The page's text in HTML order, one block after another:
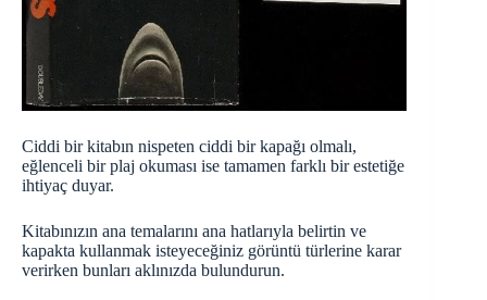
Ciddi bir kitabın nispeten ciddi bir kapağı olmalı,
eğlenceli bir plaj okuması ise tamamen farklı bir estetiğe
ihtiyaç duyar.
Kitabınızın ana temalarını ana hatlarıyla belirtin ve
kapakta kullanmak isteyeceğiniz görüntü türlerine karar
verirken bunları aklınızda bulundurun.